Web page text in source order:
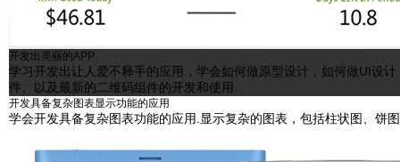
开发出美丽的APP
学习开发出让人爱不释手的应用，学会如何做原型设计，如何做UI设
件、以及最新的二维码组件的开发和使用.
开发具备复杂图表显示功能的应用
学会开发具备复杂图表功能的应用.显示复杂的图表，包括柱状图、饼